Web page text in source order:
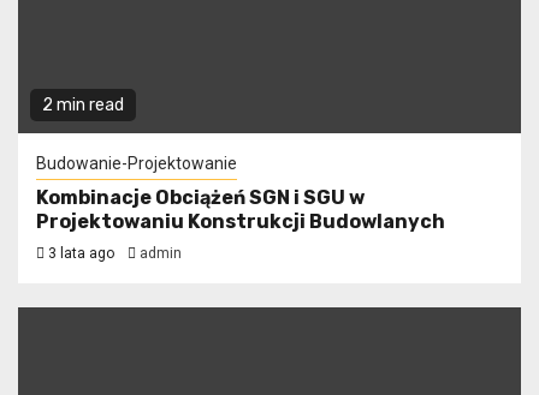
2 min read
Budowanie-Projektowanie
Kombinacje Obciążeń SGN i SGU w
Projektowaniu Konstrukcji Budowlanych
3 lata ago admin